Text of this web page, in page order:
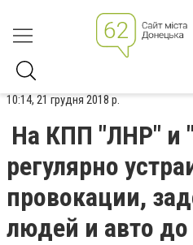
10:14, 21 грудня 2018 р.
На КПП "ЛНР" и
регулярно
провокации,
людей и авто до